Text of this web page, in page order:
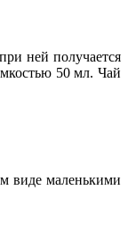
ней получается
50 мл. Чай
виде маленькими